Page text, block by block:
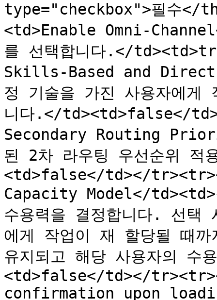
type="checkbox">필수</
<td>Enable Omni-
를 선택합니다.</
Skills-Based and
정 기술을 가진 사용자에게
니다.</td><td>false</
Secondary Routing
된 2차 라우팅 우선순위 적
<td>false</td></
Capacity Model</td><td>
수용력을 결정합니다. 선택
에게 작업이 재 할당될 때
유지되고 해당 사용자의 수
<td>false</td></
confirmation upon